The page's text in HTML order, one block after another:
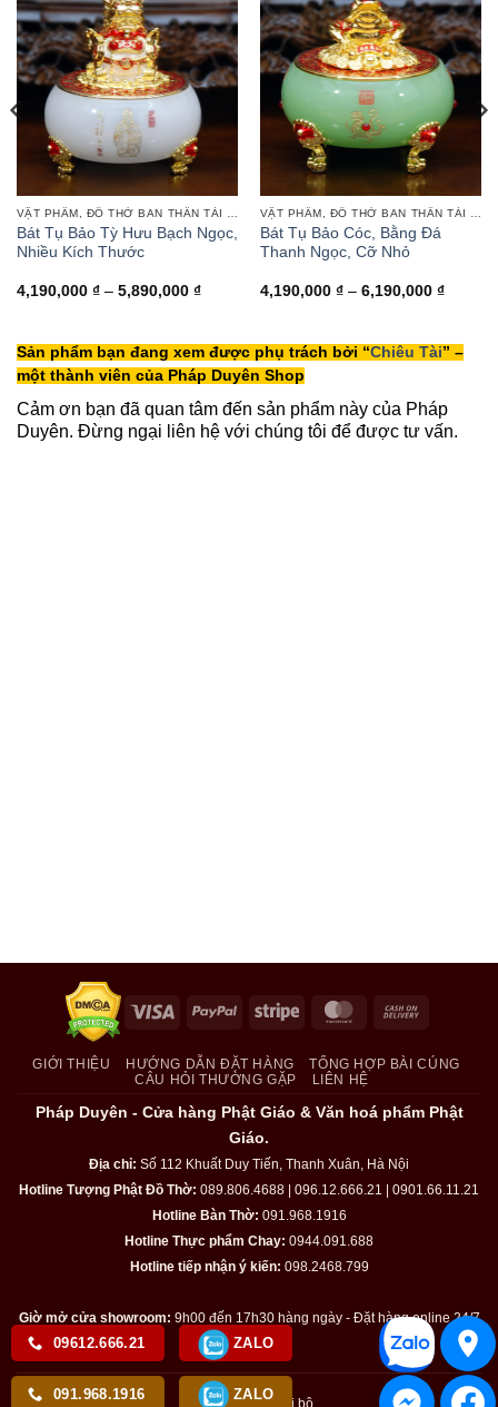
09612.666.21 ZALO
091.968.1916 ZALO
VẬT PHẨM, ĐỒ THỜ BAN THẦN TÀI THỔ ĐỊA
Bát Tụ Bảo Tỳ Hưu Bạch Ngọc,
Nhiều Kích Thước
4,190,000 ₫ – 5,890,000 ₫Khoảng
đến
5,890,000 ₫
VẬT PHẨM, ĐỒ THỜ BAN THẦN TÀI THỔ ĐỊA
Bát Tụ Bảo Cóc, Bằng Đá
Thanh Ngọc, Cỡ Nhỏ
4,190,000 ₫ – 6,190,000 ₫Khoảng
đến
₫
Sản phẩm bạn đang xem được phụ trách bởi “Chiêu Tài” –
một thành viên của Pháp Duyên Shop
Cảm ơn bạn đã quan tâm đến sản phẩm này của Pháp
Duyên. Đừng ngại liên hệ với chúng tôi để được tư vấn.
Visa PayPal Stripe MasterCard
Delivery
GIỚI THIỆU HƯỚNG DẪN ĐẶT HÀNG
TỔNG HỢP BÀI CÚNG
CÂU HỎI THƯỜNG GẶP
LIÊN HỆ
Pháp Duyên - Cửa hàng Phật Giáo & Văn hoá phẩm Phật
Giáo.
Địa chỉ: Số 112 Khuất Duy Tiến, Thanh Xuân, Hà Nội
Hotline Tượng Phật Đồ Thờ: 089.806.4688 | 096.12.666.21 | 0901.66.11.21
Hotline Bàn Thờ: 091.968.1916
Hotline Thực phẩm Chay: 0944.091.688
Hotline tiếp nhận ý kiến: 098.2468.799
Giờ mở cửa showroom: 9h00 đến 17h30 hàng ngày - Đặt hàng online 24/7
Kiểm tra email nội bộ